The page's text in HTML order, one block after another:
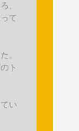
、
て
。
ト
い